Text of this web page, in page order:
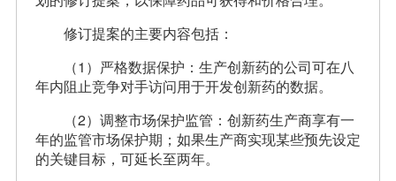
修订提案的主要内容包括：
（1）严格数据保护：生产创新药的公司可在八
年内阻止竞争对手访问用于开发创新药的数据。
（2）调整市场保护监管：创新药生产商享有一
年的监管市场保护期；如果生产商实现某些预先设定
的关键目标，可延长至两年。